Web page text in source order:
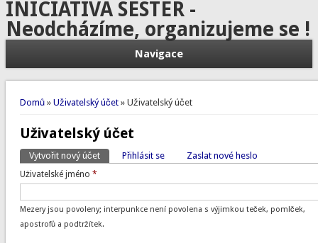
INICIATIVA SESTER -
Neodcházíme, organizujeme se !
Navigace
Jste zde
Domů» Uživatelský účet» Uživatelský účet
Uživatelský účet
Hlavní záložky
Vytvořit nový účet(aktivní záložka)
Přihlásit se Zaslat nové heslo
Uživatelské jméno *
Mezery jsou povoleny; interpunkce není povolena s výjimkou teček, pomlček,
apostrofů a podtržítek.